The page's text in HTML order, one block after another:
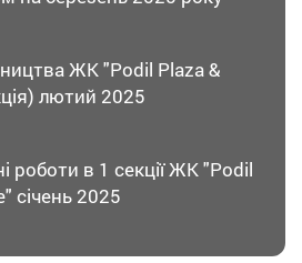
ЖК "Podil Plaza &
лютий 2025
роботи в 1 секції ЖК "Podil
січень 2025